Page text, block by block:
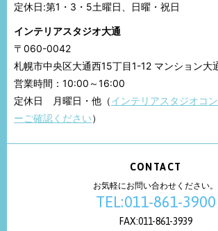
定休日:第1・3・5土曜日、日曜・祝日
インテリアスタジオ大通
〒060-0042
札幌市中央区大通西15丁目1-12 マンション大
営業時間：10:00～16:00
定休日 月曜日・他（インテリアスタジオコ
ーご確認ください）
CONTACT
お気軽にお問い合わせください。
TEL:011-861-3900
FAX:011-861-3939